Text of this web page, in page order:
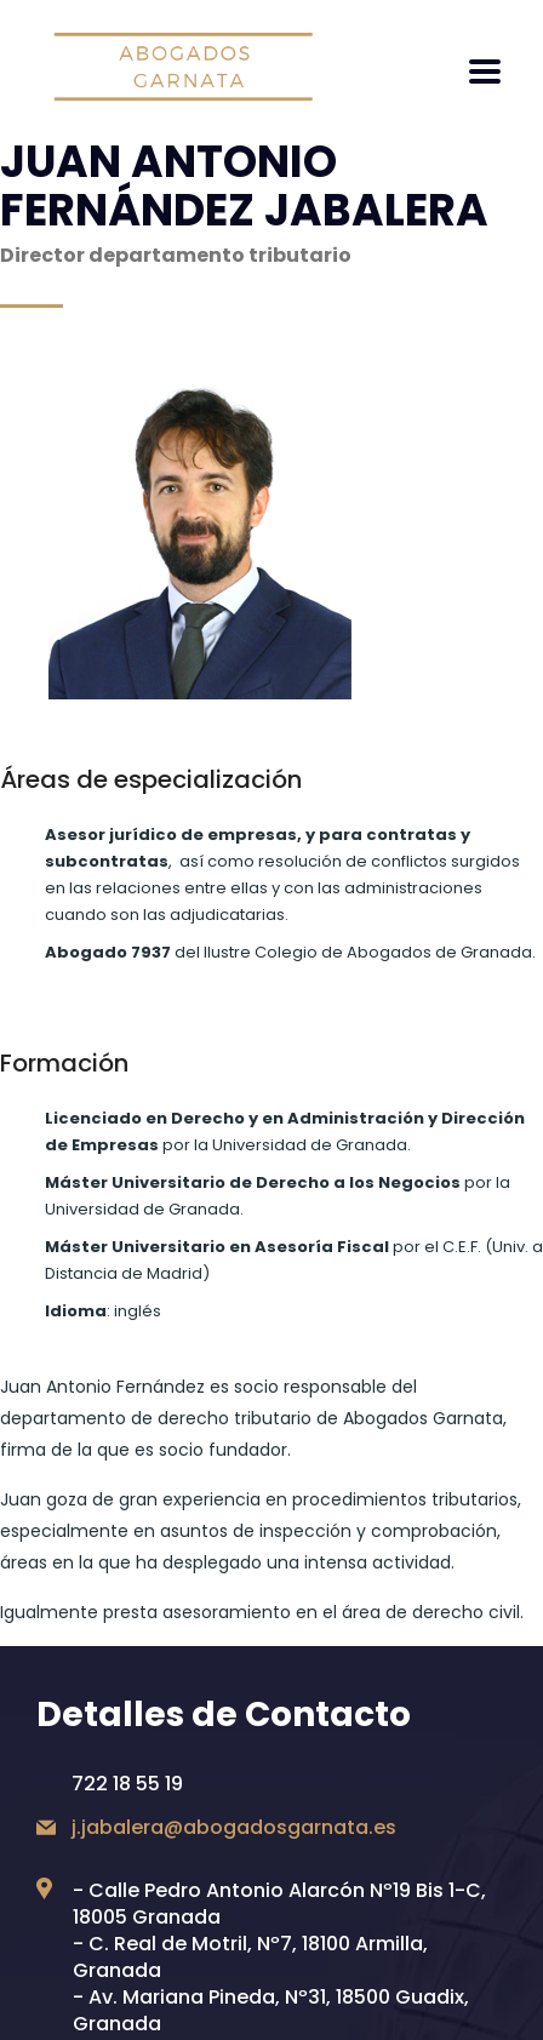
JUAN ANTONIO
FERNÁNDEZ JABALERA
Director departamento tributario
Áreas de especialización
Asesor jurídico de empresas, y para contratas y
subcontratas, así como resolución de conflictos surgidos
en las relaciones entre ellas y con las administraciones
cuando son las adjudicatarias.
Abogado 7937 del Ilustre Colegio de Abogados de Granada.
Formación
Licenciado en Derecho y en Administración y Dirección
de Empresas por la Universidad de Granada.
Máster Universitario de Derecho a los Negocios por la
Universidad de Granada.
Máster Universitario en Asesoría Fiscalpor el C.E.F. (Univ. a
Distancia de Madrid)
Idioma: inglés
Juan Antonio Fernández es socio responsable del
departamento de derecho tributario de Abogados Garnata,
firma de la que es socio fundador.
Juan goza de gran experiencia en procedimientos tributarios,
especialmente en asuntos de inspección y comprobación,
áreas en la que ha desplegado una intensa actividad.
Igualmente presta asesoramiento en el área de derecho civil.
Detalles de Contacto
722 18 55 19
j.jabalera@abogadosgarnata.es
- Calle Pedro Antonio Alarcón Nº19 Bis 1-C,
18005 Granada
- C. Real de Motril, Nº7, 18100 Armilla,
Granada
- Av. Mariana Pineda, Nº31, 18500 Guadix,
Granada